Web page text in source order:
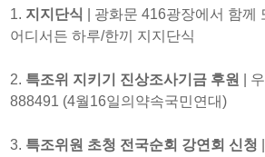
1. 지지단식
| 광화문 416광장에서 함께
어디서든 하루/한끼 지지단식
2. 특조위 지키기 진상조사기금 후원
|
888491 (4월16일의약속국민연대)
3. 특조위원 초청 전국순회 강연회 신청